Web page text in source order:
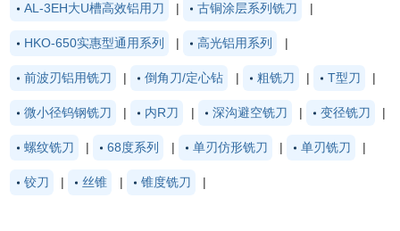
AL-3EH大U槽高效铝用刀 | 古铜涂层系列铣刀 |
HKO-650实惠型通用系列 | 高光铝用系列 |
前波刃铝用铣刀 | 倒角刀/定心钻 | 粗铣刀 | T型刀 |
微小径钨钢铣刀 | 内R刀 | 深沟避空铣刀 | 变径铣刀 |
螺纹铣刀 | 68度系列 | 单刃仿形铣刀 | 单刃铣刀 |
铰刀 | 丝锥 | 锥度铣刀 |